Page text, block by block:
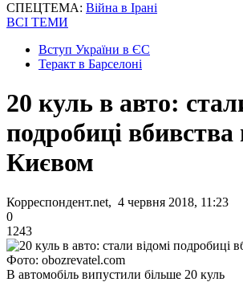
СПЕЦТЕМА: Війна в Ірані
ВСІ ТЕМИ
Вступ України в ЄС
Теракт в Барселоні
20 куль в авто:
подробиці вбивства
Києвом
Корреспондент.net, 4 червня 2018, 11:23
0
1243
Фото: obozrevatel.com
В автомобіль випустили більше 20 куль